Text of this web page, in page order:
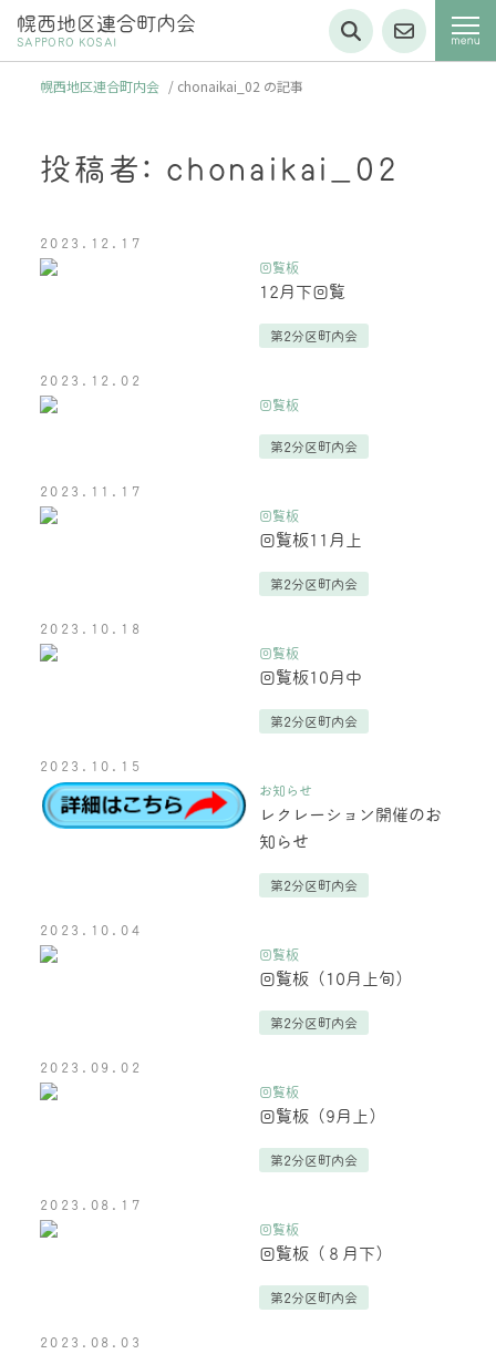
幌西地区連合町内会
SAPPORO KOSAI
幌西地区連合町内会 / chonaikai_02 の記事
投稿者: chonaikai_02
2023.12.17
回覧板
12月下回覧
第2分区町内会
2023.12.02
回覧板
第2分区町内会
2023.11.17
回覧板
回覧板11月上
第2分区町内会
2023.10.18
回覧板
回覧板10月中
第2分区町内会
2023.10.15
お知らせ
レクレーション開催のお
知らせ
第2分区町内会
2023.10.04
回覧板
回覧板（10月上旬）
第2分区町内会
2023.09.02
回覧板
回覧板（9月上）
第2分区町内会
2023.08.17
回覧板
回覧板（８月下）
第2分区町内会
2023.08.03